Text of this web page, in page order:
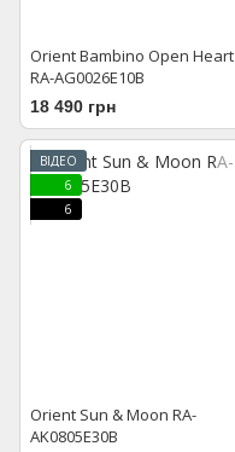
Orient Bambino Open Heart
RA-AG0026E10B
18 490 грн
ВІДЕО
6
6
Orient Sun & Moon RA-
AK0805E30B